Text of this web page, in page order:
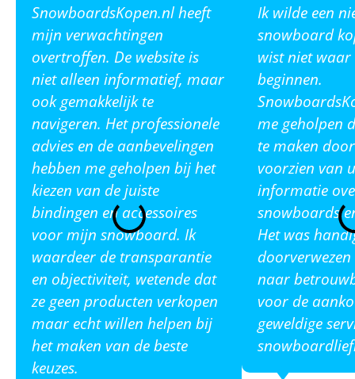
SnowboardsKopen.nl heeft
mijn verwachtingen
overtroffen. De website is
niet alleen informatief, maar
ook gemakkelijk te
navigeren. Het professionele
advies en de aanbevelingen
hebben me geholpen bij het
kiezen van de juiste
bindingen en accessoires
voor mijn snowboard. Ik
waardeer de transparantie
en objectiviteit, wetende dat
ze geen producten verkopen
maar echt willen helpen bij
het maken van de beste
keuzes.
Ik wilde een
snowboard
wist niet waar
beginnen.
me geholpen
te maken
voorzien van
informatie
snowboards
Het was
naar
voor de
geweldige